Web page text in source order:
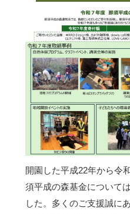
開園した平成22年から令
須平成の森基金について
した。多くのご支援誠に